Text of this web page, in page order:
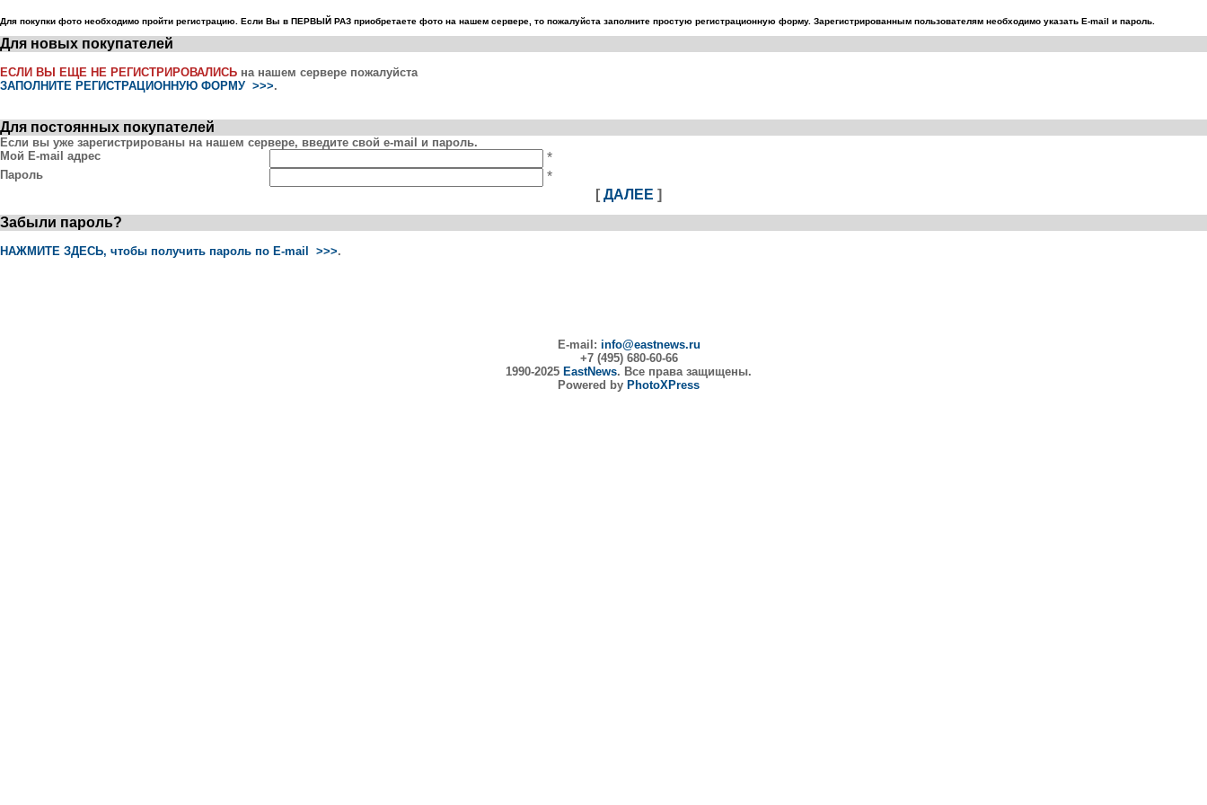
Для покупки фото необходимо пройти регистрацию. Если Вы в ПЕРВЫЙ РАЗ приобретаете фото на нашем сервере, то пожалуйста заполните простую регистрационную форму. Зарегистрированным пользователям необходимо указать E-mail и пароль.
Для новых покупателей
ЕСЛИ ВЫ ЕЩЕ НЕ РЕГИСТРИРОВАЛИСЬ на нашем сервере пожалуйста
ЗАПОЛНИТЕ РЕГИСТРАЦИОННУЮ ФОРМУ >>>.
Для постоянных покупателей
Если вы уже зарегистрированы на нашем сервере, введите свой e-mail и пароль.
Мой E-mail адрес
*
Пароль
*
[ ДАЛЕЕ ]
Забыли пароль?
НАЖМИТЕ ЗДЕСЬ, чтобы получить пароль по E-mail >>>.
E-mail: info@eastnews.ru
+7 (495) 680-60-66
1990-2025 EastNews. Все права защищены.
Powered by PhotoXPress